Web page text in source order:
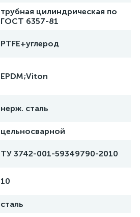
трубная цилиндрическая по
ГОСТ 6357-81
PTFE+углерод
EPDM;Viton
нерж. сталь
цельносварной
ТУ 3742-001-59349790-2010
10
сталь